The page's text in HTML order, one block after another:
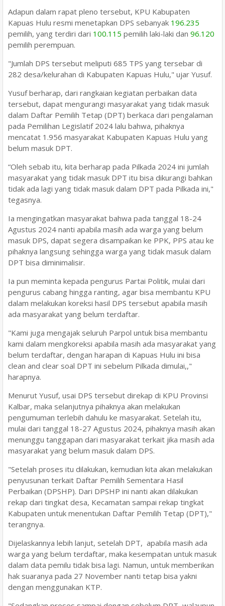
Adapun dalam rapat pleno tersebut, KPU Kabupaten
Kapuas Hulu resmi menetapkan DPS sebanyak 196.235
pemilih, yang terdiri dari 100.115 pemilih laki-laki dan 96.120
pemilih perempuan.
"Jumlah DPS tersebut meliputi 685 TPS yang tersebar di
282 desa/kelurahan di Kabupaten Kapuas Hulu," ujar Yusuf.
Yusuf berharap, dari rangkaian kegiatan perbaikan data
tersebut, dapat mengurangi masyarakat yang tidak masuk
dalam Daftar Pemilih Tetap (DPT) berkaca dari pengalaman
pada Pemilihan Legislatif 2024 lalu bahwa, pihaknya
mencatat 1.956 masyarakat Kabupaten Kapuas Hulu yang
belum masuk DPT.
“Oleh sebab itu, kita berharap pada Pilkada 2024 ini jumlah
masyarakat yang tidak masuk DPT itu bisa dikurangi bahkan
tidak ada lagi yang tidak masuk dalam DPT pada Pilkada ini,"
tegasnya.
Ia mengingatkan masyarakat bahwa pada tanggal 18-24
Agustus 2024 nanti apabila masih ada warga yang belum
masuk DPS, dapat segera disampaikan ke PPK, PPS atau ke
pihaknya langsung sehingga warga yang tidak masuk dalam
DPT bisa diminimalisir.
Ia pun meminta kepada pengurus Partai Politik, mulai dari
pengurus cabang hingga ranting, agar bisa membantu KPU
dalam melakukan koreksi hasil DPS tersebut apabila masih
ada masyarakat yang belum terdaftar.
"Kami juga mengajak seluruh Parpol untuk bisa membantu
kami dalam mengkoreksi apabila masih ada masyarakat yang
belum terdaftar, dengan harapan di Kapuas Hulu ini bisa
clean and clear soal DPT ini sebelum Pilkada dimulai,,"
harapnya.
Menurut Yusuf, usai DPS tersebut direkap di KPU Provinsi
Kalbar, maka selanjutnya pihaknya akan melakukan
pengumuman terlebih dahulu ke masyarakat. Setelah itu,
mulai dari tanggal 18-27 Agustus 2024, pihaknya masih akan
menunggu tanggapan dari masyarakat terkait jika masih ada
masyarakat yang belum masuk dalam DPS.
"Setelah proses itu dilakukan, kemudian kita akan melakukan
penyusunan terkait Daftar Pemilih Sementara Hasil
Perbaikan (DPSHP). Dari DPSHP ini nanti akan dilakukan
rekap dari tingkat desa, Kecamatan sampai rekap tingkat
Kabupaten untuk menentukan Daftar Pemilih Tetap (DPT),"
terangnya.
Dijelaskannya lebih lanjut, setelah DPT, apabila masih ada
warga yang belum terdaftar, maka kesempatan untuk masuk
dalam data pemilu tidak bisa lagi. Namun, untuk memberikan
hak suaranya pada 27 November nanti tetap bisa yakni
dengan menggunakan KTP.